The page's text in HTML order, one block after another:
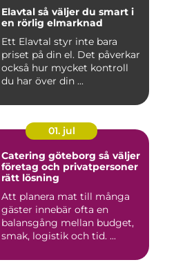
Elavtal så väljer du smart i
en rörlig elmarknad
Ett Elavtal styr inte bara
priset på din el. Det påverkar
också hur mycket kontroll
du har över din ...
01. jul
Catering göteborg så väljer
företag och privatpersoner
rätt lösning
Att planera mat till många
gäster innebär ofta en
balansgång mellan budget,
smak, logistik och tid. ...